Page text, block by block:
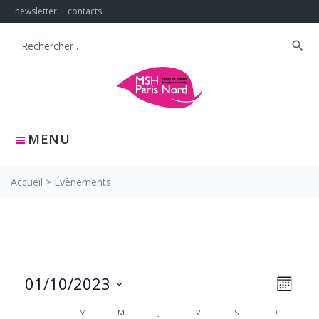
Skip
to
newsletter contacts
MENU
Search
search
Accueil > Évènements
PAR
de
MOIS
01/10/2023
CALENDRIER
L M M J V S D